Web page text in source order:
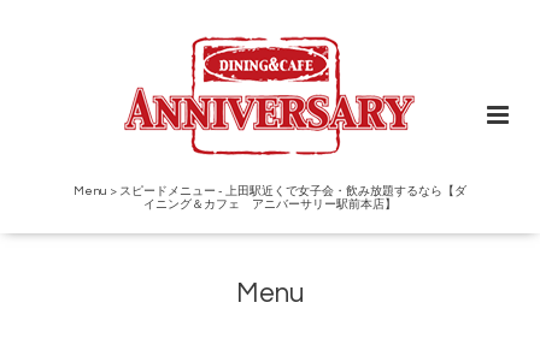
Menu > スピードメニュー - 上田駅近くで女子会・飲み放題するなら【ダ
イニング＆カフェ アニバーサリー駅前本店】
Menu